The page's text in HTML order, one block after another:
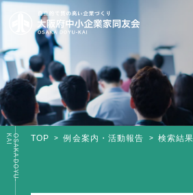
TOP 例会案内・活動報告 検索結果
O
S
A
K
A
D
O
Y
U
-
K
A
I